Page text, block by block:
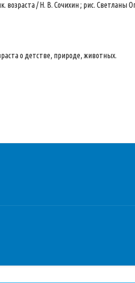
возраста / Н. В. Сочихин ; рис. Светланы
о детстве, природе, животных.